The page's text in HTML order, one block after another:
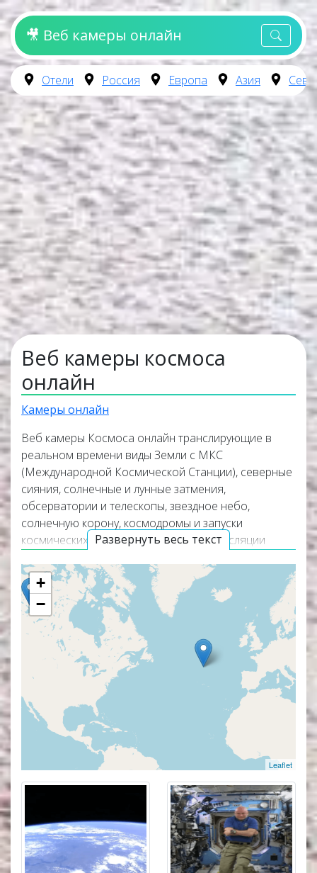
🎥 Веб камеры онлайн
Отели Россия Европа Азия
Веб камеры космоса
онлайн
Камеры онлайн
Развернуть весь текст
Веб камеры Космоса онлайн транслирующие в
реальном времени виды Земли с МКС
(Международной Космической Станции), северные
сияния, солнечные и лунные затмения,
обсерватории и телескопы, звездное небо,
солнечную корону, космодромы и запуски
космических аппаратов в космос. Трансляции
сияния в данный момент, информацию о полете
МКС, фазы луны и многое другое прямо сейчас из
любой точки мира. Веб камеры работают в
прямом эфире, а некоторые из них транслируют
изображение со звуком. Популярные онлайн веб
камеры располагаются в верхней части списка
трансляций.
+
−
Leaflet